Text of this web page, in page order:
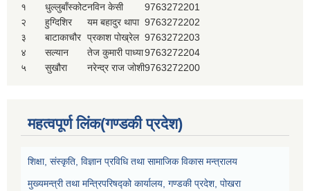
१
धुल्लुबाँस्कोटनविन केसी
9763272201
२
हुग्दिशिर यम बहादुर थापा 9763272202
३
बाटाकाचौर प्रकाश पोख्रेल 9763272203
४
सल्यान तेज कुमारी पाध्या9763272204
५
सुखौरा नरेन्द्र राज जोशी9763272200
महत्वपूर्ण लिंक(गण्डकी प्रदेश)
शिक्षा, संस्कृति, विज्ञान प्रविधि तथा सामाजिक विकास मन्त्रालय
मुख्यमन्त्री तथा मन्त्रिपरिषद्को कार्यालय, गण्डकी प्रदेश, पोखरा